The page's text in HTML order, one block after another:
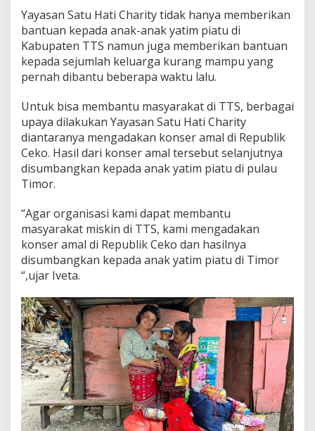
Yayasan Satu Hati Charity tidak hanya memberikan
bantuan kepada anak-anak yatim piatu di
Kabupaten TTS namun juga memberikan bantuan
kepada sejumlah keluarga kurang mampu yang
pernah dibantu beberapa waktu lalu.
Untuk bisa membantu masyarakat di TTS, berbagai
upaya dilakukan Yayasan Satu Hati Charity
diantaranya mengadakan konser amal di Republik
Ceko. Hasil dari konser amal tersebut selanjutnya
disumbangkan kepada anak yatim piatu di pulau
Timor.
“Agar organisasi kami dapat membantu
masyarakat miskin di TTS, kami mengadakan
konser amal di Republik Ceko dan hasilnya
disumbangkan kepada anak yatim piatu di Timor
“,ujar Iveta.